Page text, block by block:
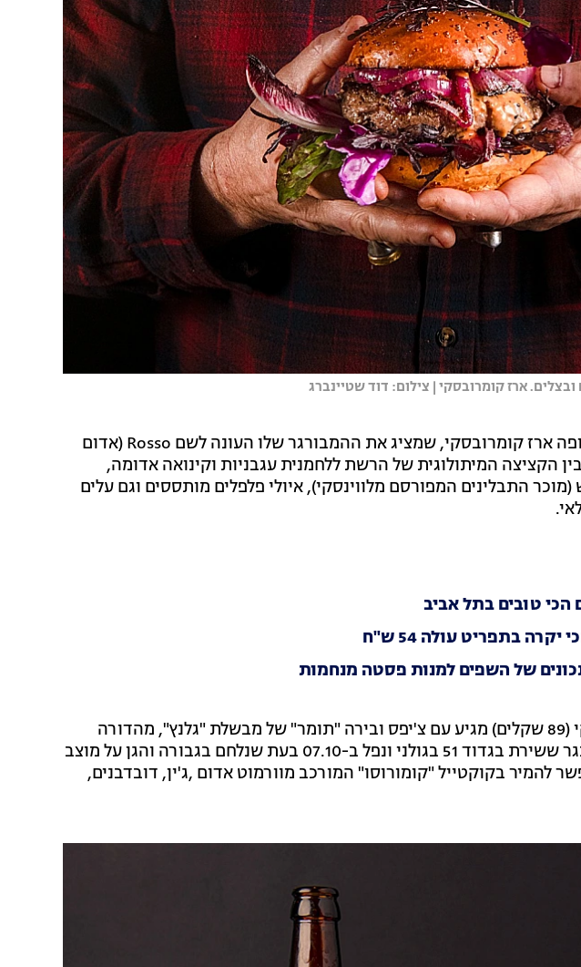
ארז קומרובסקי | צילום: דוד שטיינברג
כעת משלט על המטבח השף והאופה ארז קומרובסקי, שמציג את ההמבורגר שלו העונה לשם Rosso (אדום
הקציצה המיתולוגית של הרשת ללחמנית עגבניות וקינואה אדומה,
התבלינים המפורסם מלווינסקי), איולי פלפלים מותססים וגם עלים
טובים בתל אביב
בתפריט עולה 54 ש"ח
של השפים למנות פסטה מנחמות
ההמבורגר האדום של קומרובסקי (89 שקלים) מגיע עם צ'יפס ובירה "תומר" של מבשלת "גלנץ", מהדורה
מוגבלת שיוצרה לזכרו של תומר נגר ששירת בגדוד 51 בגולני ונפל ב-07.10 בעת שנלחם בגבורה והגן על מוצב
להמיר בקוקטייל "קומורוסו" המורכב מוורמוט אדום ,ג'ין, דובדבנים,